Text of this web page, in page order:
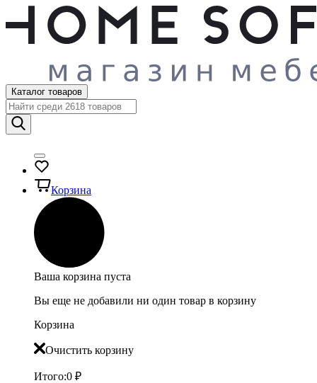
Каталог товаров
Корзина
Ваша корзина пуста
Вы еще не добавили ни один товар в корзину
Корзина
Очистить корзину
Итого:0 ₽